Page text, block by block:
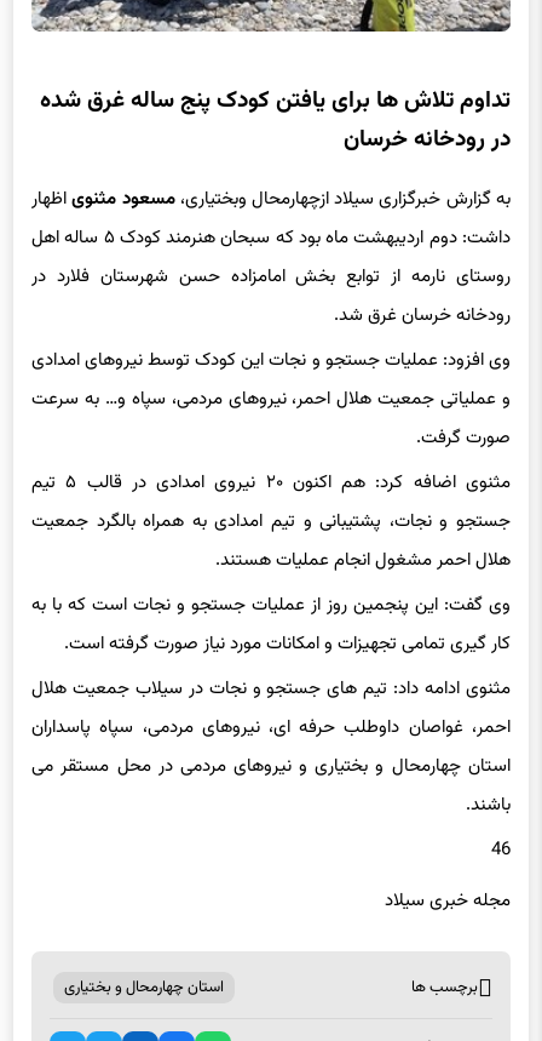
تداوم تلاش ها برای یافتن کودک پنج ساله غرق شده
در رودخانه خرسان
به گزارش خبرگزاری سیلاد ازچهارمحال وبختیاری،مسعود مثنویاظهار
داشت: دوم اردیبهشت ماه بود که سبحان هنرمند کودک ۵ ساله اهل
روستای نارمه از توابع بخش امامزاده حسن شهرستان فلارد در
رودخانه خرسان غرق شد.
وی افزود: عملیات جستجو و نجات این کودک توسط نیروهای امدادی
و عملیاتی جمعیت هلال احمر، نیروهای مردمی، سپاه و… به سرعت
صورت گرفت.
مثنوی اضافه کرد: هم اکنون ۲۰ نیروی امدادی در قالب ۵ تیم
جستجو و نجات، پشتیبانی و تیم امدادی به همراه بالگرد جمعیت
هلال احمر مشغول انجام عملیات هستند.
وی گفت: این پنجمین روز از عملیات جستجو و نجات است که با به
کار گیری تمامی تجهیزات و امکانات مورد نیاز صورت گرفته است.
مثنوی ادامه داد: تیم های جستجو و نجات در سیلاب جمعیت هلال
احمر، غواصان داوطلب حرفه ای، نیروهای مردمی، سپاه پاسداران
استان چهارمحال و بختیاری و نیروهای مردمی در محل مستقر می
باشند.
46
مجله خبری سیلاد
برچسب ها استان چهارمحال و بختیاری